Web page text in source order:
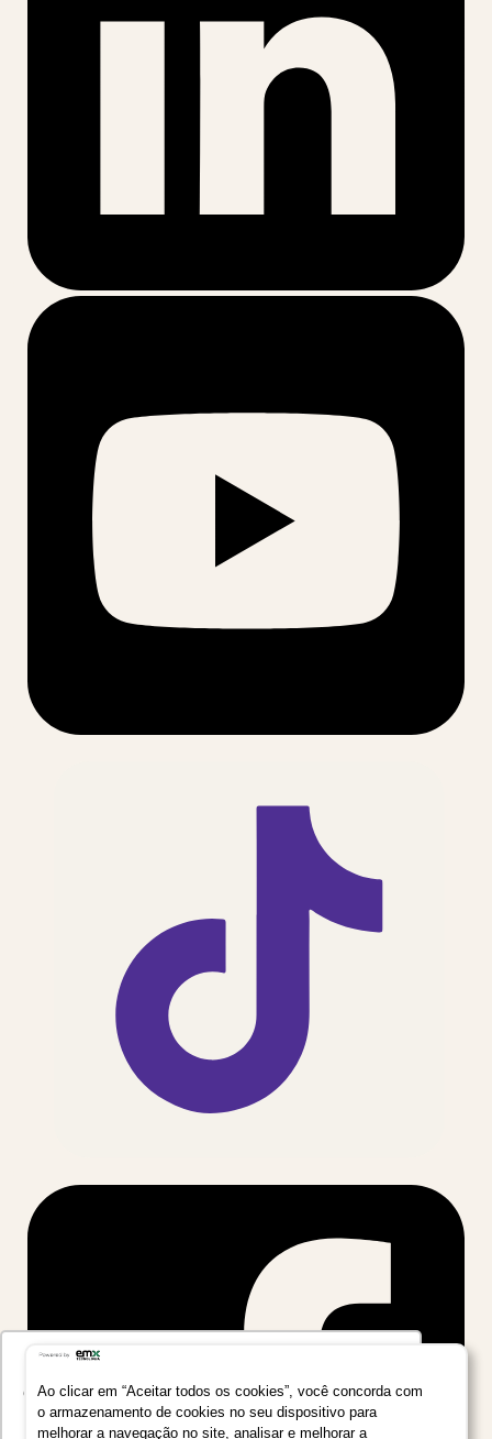
Utilizamos seus dados para oferecer uma
experiência mais relevante ao analisar e
personalizar conteúdos e anúncios em nossa
Ao clicar em “Aceitar todos os cookies”, você concorda com
o armazenamento de cookies no seu dispositivo para
melhorar a navegação no site, analisar e melhorar a